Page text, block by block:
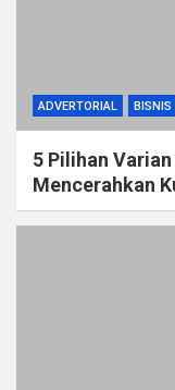
ADVERTORIAL BISNIS
5 Pilihan
Mencerahkan